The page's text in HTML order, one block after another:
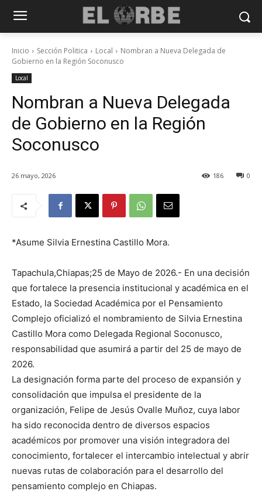
Inicio Sección Politica Local
Nombran a Nueva Delegada de
Gobierno en la Región Soconusco
Local
Nombran a Nueva Delegada
de Gobierno en la Región
Soconusco
26 mayo, 2026 0
186
*Asume Silvia Ernestina Castillo Mora.
Tapachula,Chiapas;25 de Mayo de 2026.- En una decisión
que fortalece la presencia institucional y académica en el
Estado, la Sociedad Académica por el Pensamiento
Complejo oficializó el nombramiento de Silvia Ernestina
Castillo Mora como Delegada Regional Soconusco,
responsabilidad que asumirá a partir del 25 de mayo de
2026.
La designación forma parte del proceso de expansión y
consolidación que impulsa el presidente de la
organización, Felipe de Jesús Ovalle Muñoz, cuya labor
ha sido reconocida dentro de diversos espacios
académicos por promover una visión integradora del
conocimiento, fortalecer el intercambio intelectual y abrir
nuevas rutas de colaboración para el desarrollo del
pensamiento complejo en Chiapas.